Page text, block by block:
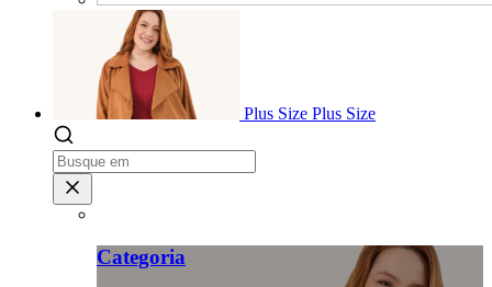
Plus Size Plus Size
Categoria